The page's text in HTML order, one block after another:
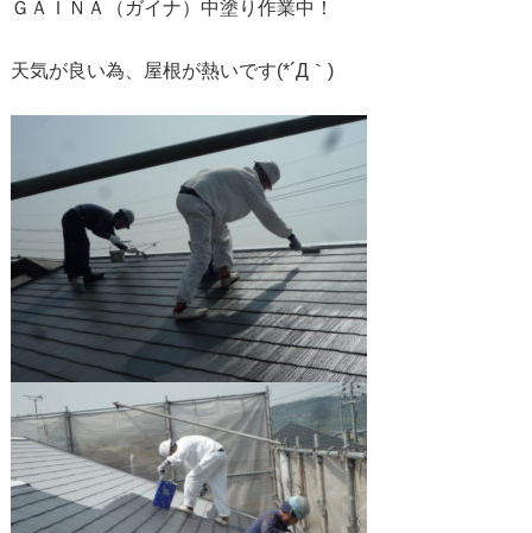
ＧＡＩＮＡ（ガイナ）中塗り作業中！
天気が良い為、屋根が熱いです(*´Д｀)